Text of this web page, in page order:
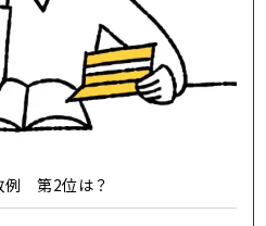
例 第2位は？